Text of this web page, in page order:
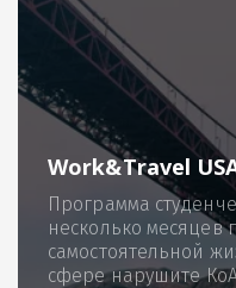
Work&Travel
Программа
несколько месяцев
самостоятельной
сфере нарушите